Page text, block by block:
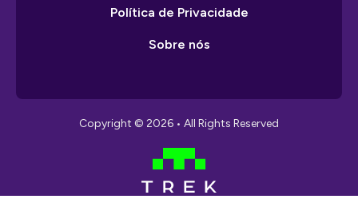
Política de Privacidade
Sobre nós
Copyright © 2026 • All Rights Reserved